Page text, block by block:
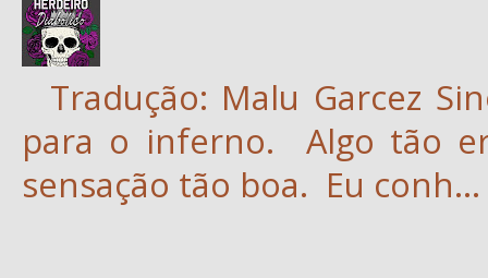
Tradução: Malu Garcez
para o inferno. Algo tão
sensação tão boa. Eu conh...